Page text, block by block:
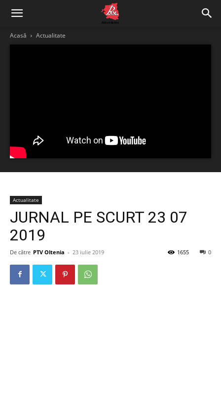
Acasă Actualitate
Actualitate
JURNAL PE SCURT 23 07
2019
De către PTV Oltenia - 23 iulie 2019 0
1655